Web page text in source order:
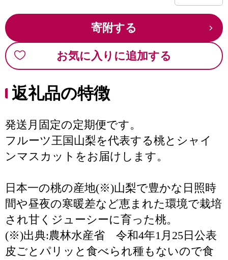
寄附する
お気に入りに追加する
返礼品の特徴
発送月固定の定期便です。
フルーツ王国山梨を代表する桃とシャイ
ンマスカットをお届けします。
日本一の桃の産地(※)山梨で豊かな日照時
間や昼夜の寒暖差など恵まれた環境で栽培
され甘くジューシーに育った桃。
(※)出典:農林水産省 令和4年1月25日公表
皮ごとパリッと食べられ種もないので食